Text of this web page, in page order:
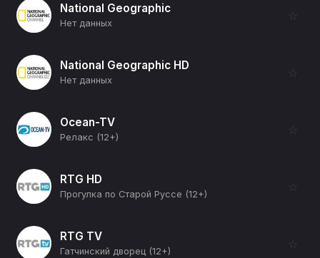
National Geographic
Нет данных
☆
National Geographic HD
Нет данных
☆
Ocean-TV
Релакс (12+)
☆
RTG HD
Прогулка по Старой Руссе (12+)
☆
RTG TV
Гатчинский дворец (12+)
☆